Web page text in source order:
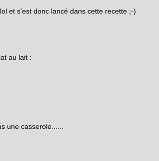
et s'est donc lancé dans cette recette ;-)
au lait :
une casserole......